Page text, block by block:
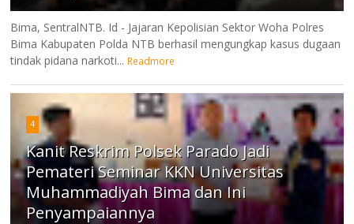
Bima, SentralNTB. Id - Jajaran Kepolisian Sektor Woha Polres
Bima Kabupaten Polda NTB berhasil mengungkap kasus dugaan
tindak pidana narkoti... Readmore
4
Kanit Reskrim Polsek Parado Jadi
Pemateri Seminar KKN Universitas
Muhammadiyah Bima dan Ini
Penyampaiannya